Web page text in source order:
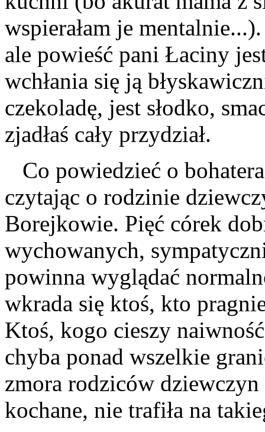
wspierałam je
ale powieść pani Łaciny
wchłania się ją
czekoladę, jest słodko,
zjadłaś cały przydział.
Co powiedzieć o
czytając o rodzinie
Borejkowie. Pięć córek
wychowanych,
powinna wyglądać
wkrada się ktoś, kto
Ktoś, kogo cieszy
chyba ponad wszelkie
zmora rodziców dziewczyn
kochane, nie trafiła na